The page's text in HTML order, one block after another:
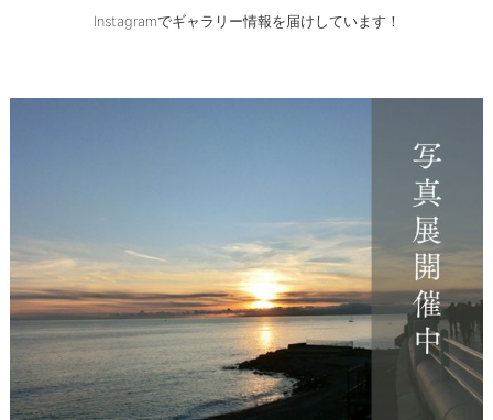
Instagramでギャラリー情報を届けしています！